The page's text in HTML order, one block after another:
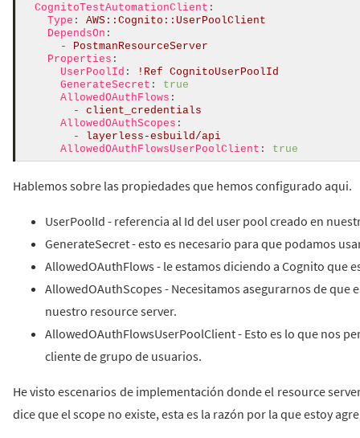
CognitoTestAutomationClient :
Type :
AWS::Cognito::UserPoolClient
DependsOn :
-
PostmanResourceServer
Properties :
UserPoolId : ! Ref CognitoUserPoolId
GenerateSecret :
true
AllowedOAuthFlows :
-
client_credentials
AllowedOAuthScopes :
-
layerless-esbuild/api
AllowedOAuthFlowsUserPoolClient : true
Hablemos sobre las propiedades que hemos configurado aqui.
UserPoolId - referencia al Id del user pool creado en
GenerateSecret - esto es necesario para que podamos
AllowedOAuthFlows - le estamos diciendo a Cognito que
AllowedOAuthScopes - Necesitamos asegurarnos de
nuestro resource server.
AllowedOAuthFlowsUserPoolClient - Esto es lo que nos
cliente de grupo de usuarios.
He visto escenarios de implementación donde el resource
dice que el scope no existe, esta es la razón por la que estoy